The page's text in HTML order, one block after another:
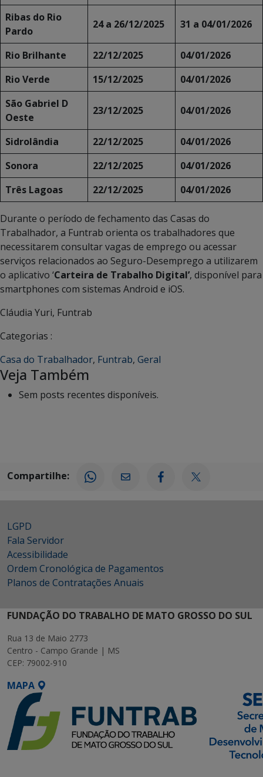
Ribas do Rio
Pardo
24 a 26/12/2025 31 a 04/01/2026
Rio Brilhante 22/12/2025
04/01/2026
Rio Verde
15/12/2025
04/01/2026
São Gabriel D
Oeste
23/12/2025 04/01/2026
Sidrolândia 22/12/2025
04/01/2026
Sonora
22/12/2025
04/01/2026
Três Lagoas
22/12/2025 04/01/2026
Durante o período de fechamento das Casas do
Trabalhador, a Funtrab orienta os trabalhadores que
necessitarem consultar vagas de emprego ou acessar
serviços relacionados ao Seguro-Desemprego a utilizarem
o aplicativo ‘Carteira de Trabalho Digital’, disponível para
smartphones com sistemas Android e iOS.
Cláudia Yuri, Funtrab
Categorias :
Casa do Trabalhador, Funtrab, Geral
Veja Também
Sem posts recentes disponíveis.
Compartilhe:
LGPD
Fala Servidor
Acessibilidade
Ordem Cronológica de Pagamentos
Planos de Contratações Anuais
FUNDAÇÃO DO TRABALHO DE MATO GROSSO DO SUL
Rua 13 de Maio 2773
Centro - Campo Grande | MS
CEP: 79002-910
MAPA